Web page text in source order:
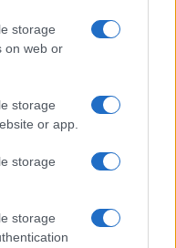
storage
on web or
storage
or app.
storage
storage